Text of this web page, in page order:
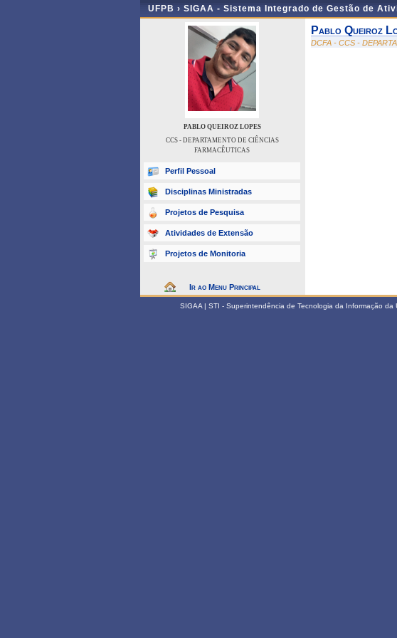
UFPB › SIGAA - Sistema Integrado de Gestão de
PABLO QUEIROZ LOPES
CCS - DEPARTAMENTO DE CIÊNCIAS
FARMACÊUTICAS
Perfil Pessoal
Disciplinas Ministradas
Projetos de Pesquisa
Atividades de Extensão
Projetos de Monitoria
Ir ao Menu Principal
Pablo Queiroz
DCFA - CCS -
SIGAA | STI - Superintendência de Tecnologia da Informação